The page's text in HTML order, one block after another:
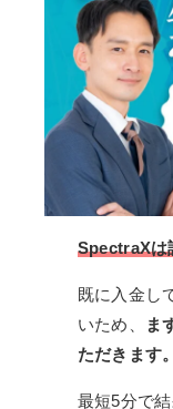
SpectraXは
既に入金し
いため、
ま
ただきます。
最短5分で